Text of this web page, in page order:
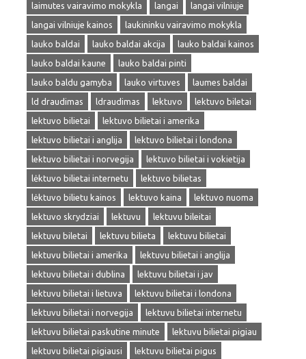
laimutes vairavimo mokykla
langai
langai vilniuje
langai vilniuje kainos
laukininku vairavimo mokykla
lauko baldai
lauko baldai akcija
lauko baldai kainos
lauko baldai kaune
lauko baldai pinti
lauko baldu gamyba
lauko virtuves
laumes baldai
ld draudimas
ldraudimas lektuvo
lektuvo biletai
lektuvo bilietai
lektuvo bilietai i amerika
lektuvo bilietai i anglija
lektuvo bilietai i londona
lektuvo bilietai i norvegija
lektuvo bilietai i vokietija
lėktuvo bilietai internetu
lektuvo bilietas
lėktuvo bilietu kainos
lektuvo kaina
lektuvo nuoma
lektuvo skrydziai
lektuvu
lektuvu bileitai
lektuvu biletai
lektuvu bilieta
lektuvu bilietai
lektuvu bilietai i amerika
lektuvu bilietai i anglija
lektuvu bilietai i dublina
lektuvu bilietai i jav
lektuvu bilietai i lietuva
lektuvu bilietai i londona
lektuvu bilietai i norvegija
lektuvu bilietai internetu
lektuvu bilietai paskutine minute
lektuvu bilietai pigiau
lektuvu bilietai pigiausi
lektuvu bilietai pigus